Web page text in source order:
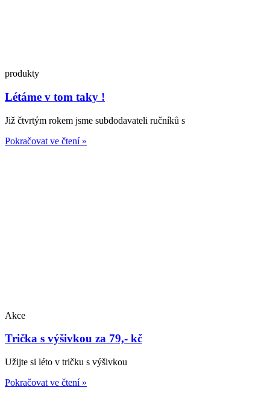
produkty
Létáme v tom taky !
Již čtvrtým rokem jsme subdodavateli ručníků s
Pokračovat ve čtení »
Akce
Trička s výšivkou za 79,- kč
Užijte si léto v tričku s výšivkou
Pokračovat ve čtení »